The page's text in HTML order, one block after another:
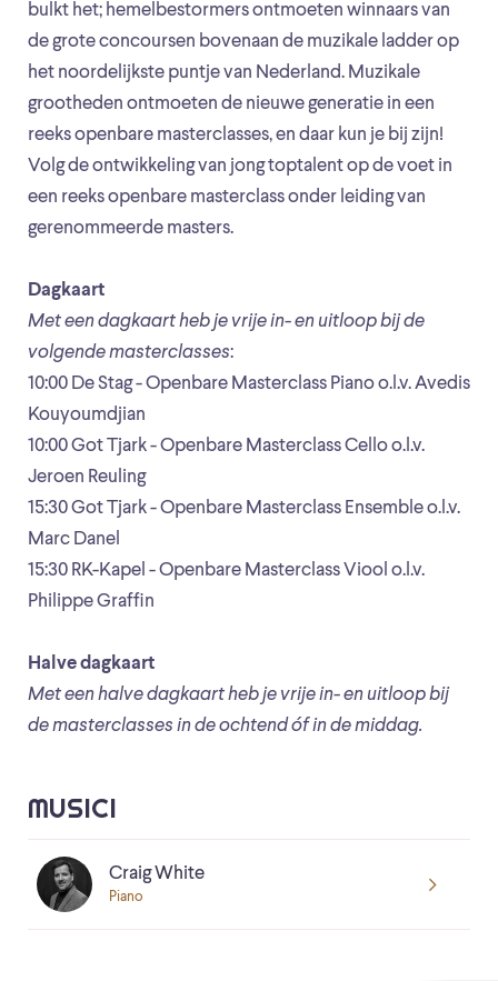
bulkt het; hemelbestormers ontmoeten winnaars van
de grote concoursen bovenaan de muzikale ladder op
het noordelijkste puntje van Nederland. Muzikale
grootheden ontmoeten de nieuwe generatie in een
reeks openbare masterclasses, en daar kun je bij zijn!
Volg de ontwikkeling van jong toptalent op de voet in
een reeks openbare masterclass onder leiding van
gerenommeerde masters.
Dagkaart
Met een dagkaart heb je vrije in- en uitloop bij de
volgende masterclasses:
10:00 De Stag - Openbare Masterclass Piano o.l.v. Avedis
Kouyoumdjian
10:00 Got Tjark - Openbare Masterclass Cello o.l.v.
Jeroen Reuling
15:30 Got Tjark - Openbare Masterclass Ensemble o.l.v.
Marc Danel
15:30 RK-Kapel - Openbare Masterclass Viool o.l.v.
Philippe Graffin
Halve dagkaart
Met een halve dagkaart heb je vrije in- en uitloop bij
de masterclasses in de ochtend óf in de middag.
MUSICI
Craig White
Piano